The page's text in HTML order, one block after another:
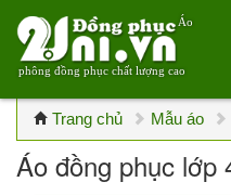
Áo
phông đồng phục chất lượng cao
Trang chủ Mẫu áo
Áo đồng phục lớp